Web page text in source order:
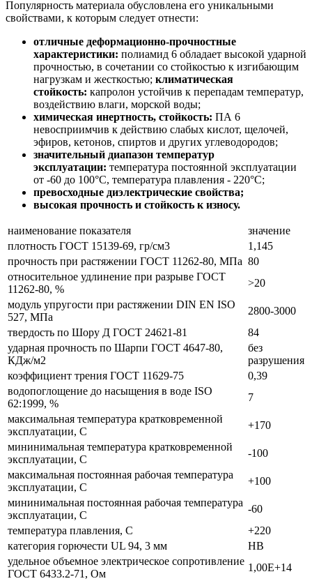
Популярность материала обусловлена его уникальными
свойствами, к которым следует отнести:
отличные деформационно-прочностные
характеристики: полиамид 6 обладает высокой ударной
прочностью, в сочетании со стойкостью к изгибающим
нагрузкам и жесткостью; климатическая
стойкость: капролон устойчив к перепадам температур,
воздействию влаги, морской воды;
химическая инертность, стойкость: ПА 6
невосприимчив к действию слабых кислот, щелочей,
эфиров, кетонов, спиртов и других углеводородов;
значительный диапазон температур
эксплуатации: температура постоянной эксплуатации
от -60 до 100°С, температура плавления - 220°С;
превосходные диэлектрические свойства;
высокая прочность и стойкость к износу.
наименование показателя
значение
плотность ГОСТ 15139-69, гр/см3
1,145
прочность при растяжении ГОСТ 11262-80, МПа 80
относительное удлинение при разрыве ГОСТ
11262-80, %
>20
модуль упругости при растяжении DIN EN ISO
527, МПа
2800-3000
твердость по Шору Д ГОСТ 24621-81
84
ударная прочность по Шарпи ГОСТ 4647-80,
КДж/м2
без
разрушения
коэффициент трения ГОСТ 11629-75
0,39
водопоглощение до насыщения в воде ISO
62:1999, %
7
максимальная температура кратковременной
эксплуатации, С
+170
мининимальная температура кратковременной
эксплуатации, С
-100
максимальная постоянная рабочая температура
эксплуатации, С
+100
мининимальная постоянная рабочая температура
эксплуатации, С
-60
температура плавления, С
+220
категория горючести UL 94, 3 мм
НВ
удельное объемное электрическое сопротивление
ГОСТ 6433.2-71, Ом
1,00Е+14